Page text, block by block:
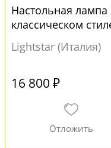
Настольная
классическом
Lightstar (Италия)
16 800 ₽